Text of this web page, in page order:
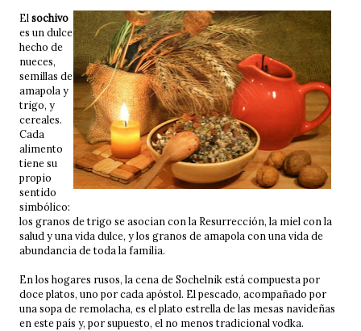
El sochivo
es un dulce
hecho de
nueces,
semillas de
amapola y
trigo, y
cereales.
Cada
alimento
tiene su
propio
sentido
simbólico:
los granos de trigo se asocian con la Resurrección, la miel con la
salud y una vida dulce, y los granos de amapola con una vida de
abundancia de toda la familia.
En los hogares rusos, la cena de Sochelnik está compuesta por
doce platos, uno por cada apóstol. El pescado, acompañado por
una sopa de remolacha, es el plato estrella de las mesas navideñas
en este país y, por supuesto, el no menos tradicional vodka.